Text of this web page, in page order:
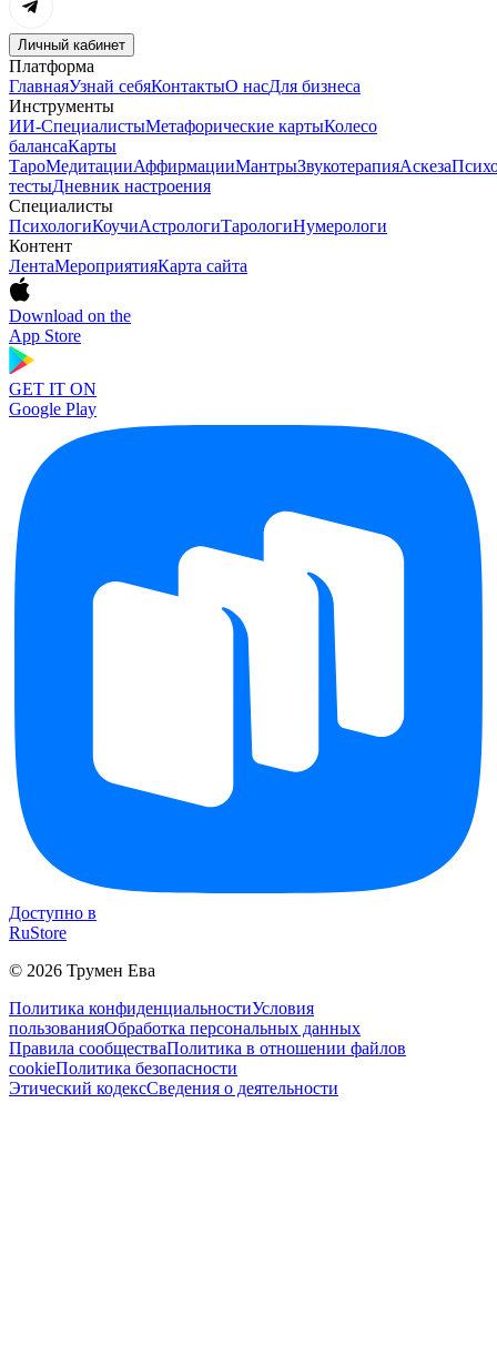
Личный кабинет
Платформа
ГлавнаяУзнай себяКонтактыО насДля бизнеса
Инструменты
ИИ-СпециалистыМетафорические картыКолесо
балансаКарты
ТароМедитацииАффирмацииМантрыЗвукотерапияАскеза
тестыДневник настроения
Специалисты
ПсихологиКоучиАстрологиТарологиНумерологи
Контент
ЛентаМероприятияКарта сайта
Download on the
App Store
GET IT ON
Google Play
Доступно в
RuStore
© 2026 Трумен Ева
Политика конфиденциальностиУсловия
пользованияОбработка персональных данных
Правила сообществаПолитика в отношении файлов
cookieПолитика безопасности
Этический кодексСведения о деятельности